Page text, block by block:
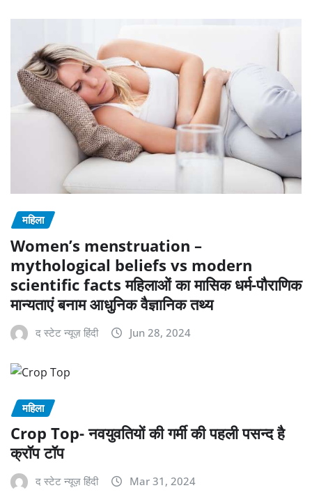
महिला
Women’s menstruation –
mythological beliefs vs modern
scientific facts महिलाओं का मासिक धर्म-पौराणिक
मान्यताएं बनाम आधुनिक वैज्ञानिक तथ्य
द स्टेट न्यूज़ हिंदी Jun 28, 2024
महिला
Crop Top- नवयुवतियों की गर्मी की पहली पसन्द है
क्रॉप टॉप
द स्टेट न्यूज़ हिंदी Mar 31, 2024